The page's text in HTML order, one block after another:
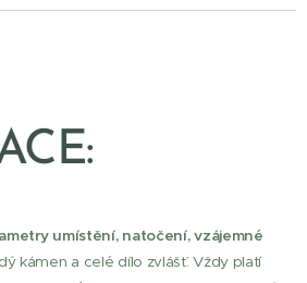
umístění, natočení, vzájemné
kámen a celé dílo zvlášť. Vždy platí